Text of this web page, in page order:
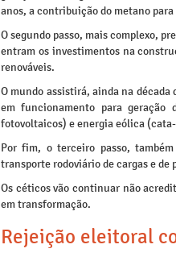
anos, a contribuição do metano
O segundo passo, mais complexo,
entram os investimentos na
renováveis.
O mundo assistirá, ainda na
em funcionamento para geração
fotovoltaicos) e energia eólica
Por fim, o terceiro passo,
transporte rodoviário de cargas e de
Os céticos vão continuar não
em transformação.
Rejeição eleitoral